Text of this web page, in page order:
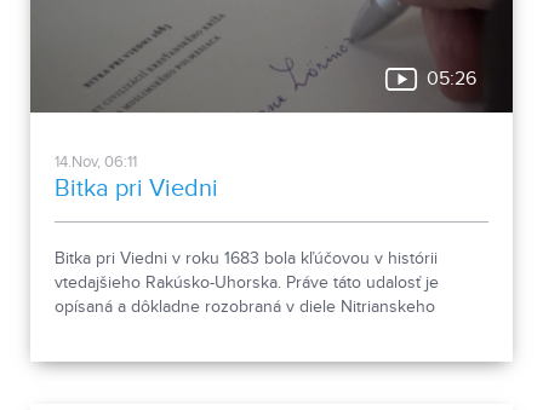
05:26
14.Nov, 06:11
Bitka pri Viedni
Bitka pri Viedni v roku 1683 bola kľúčovou v histórii
vtedajšieho Rakúsko-Uhorska. Práve táto udalosť je
opísaná a dôkladne rozobraná v diele Nitrianskeho